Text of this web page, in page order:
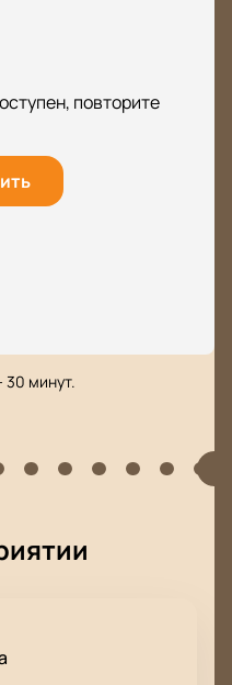
повторите
30 минут.